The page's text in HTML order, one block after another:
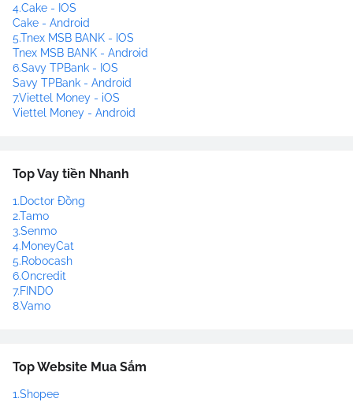
4.Cake - IOS
Cake - Android
5.Tnex MSB BANK - IOS
Tnex MSB BANK - Android
6.Savy TPBank - IOS
Savy TPBank - Android
7.Viettel Money - iOS
Viettel Money - Android
Top Vay tiền Nhanh
1.Doctor Đồng
2.Tamo
3.Senmo
4.MoneyCat
5.Robocash
6.Oncredit
7.FINDO
8.Vamo
Top Website Mua Sắm
1.Shopee